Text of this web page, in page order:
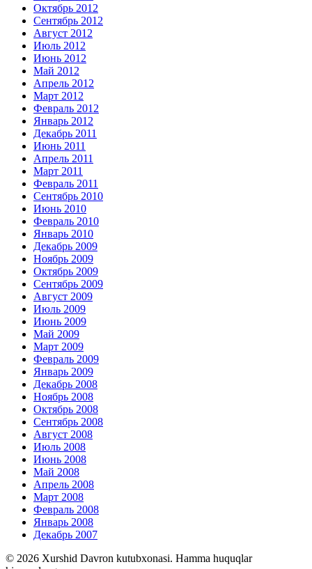
Октябрь 2012
Сентябрь 2012
Август 2012
Июль 2012
Июнь 2012
Май 2012
Апрель 2012
Март 2012
Февраль 2012
Январь 2012
Декабрь 2011
Июнь 2011
Апрель 2011
Март 2011
Февраль 2011
Сентябрь 2010
Июнь 2010
Февраль 2010
Январь 2010
Декабрь 2009
Ноябрь 2009
Октябрь 2009
Сентябрь 2009
Август 2009
Июль 2009
Июнь 2009
Май 2009
Март 2009
Февраль 2009
Январь 2009
Декабрь 2008
Ноябрь 2008
Октябрь 2008
Сентябрь 2008
Август 2008
Июль 2008
Июнь 2008
Май 2008
Апрель 2008
Март 2008
Февраль 2008
Январь 2008
Декабрь 2007
© 2026 Xurshid Davron kutubxonasi. Hamma huquqlar